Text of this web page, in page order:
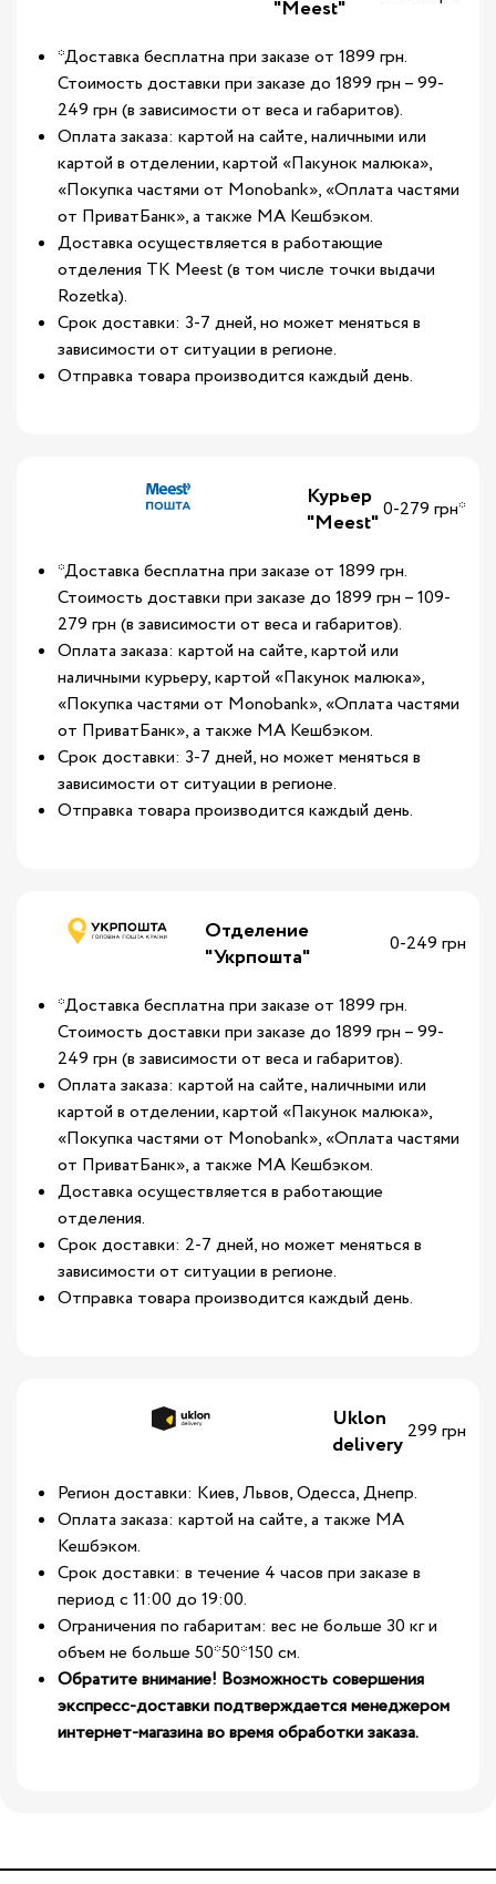
"Meest"
*Доставка бесплатна при заказе от 1899 грн.
Стоимость доставки при заказе до 1899 грн – 99-
249 грн (в зависимости от веса и габаритов).
Оплата заказа: картой на сайте, наличными или
картой в отделении, картой «Пакунок малюка»,
«Покупка частями от Monobank», «Оплата частями
от ПриватБанк», а также МА Кешбэком.
Доставка осуществляется в работающие
отделения ТК Meest (в том числе точки выдачи
Rozetka).
Срок доставки: 3-7 дней, но может меняться в
зависимости от ситуации в регионе.
Отправка товара производится каждый день.
Курьер
"Meest"0-279 грн*
*Доставка бесплатна при заказе от 1899 грн.
Стоимость доставки при заказе до 1899 грн – 109-
279 грн (в зависимости от веса и габаритов).
Оплата заказа: картой на сайте, картой или
наличными курьеру, картой «Пакунок малюка»,
«Покупка частями от Monobank», «Оплата частями
от ПриватБанк», а также МА Кешбэком.
Срок доставки: 3-7 дней, но может меняться в
зависимости от ситуации в регионе.
Отправка товара производится каждый день.
Отделение
"Укрпошта"
0-249 грн
*Доставка бесплатна при заказе от 1899 грн.
Стоимость доставки при заказе до 1899 грн – 99-
249 грн (в зависимости от веса и габаритов).
Оплата заказа: картой на сайте, наличными или
картой в отделении, картой «Пакунок малюка»,
«Покупка частями от Monobank», «Оплата частями
от ПриватБанк», а также МА Кешбэком.
Доставка осуществляется в работающие
отделения.
Срок доставки: 2-7 дней, но может меняться в
зависимости от ситуации в регионе.
Отправка товара производится каждый день.
Uklon
delivery 299 грн
Регион доставки: Киев, Львов, Одесса, Днепр.
Оплата заказа: картой на сайте, а также МА
Кешбэком.
Срок доставки: в течение 4 часов при заказе в
период с 11:00 до 19:00.
Ограничения по габаритам: вес не больше 30 кг и
объем не больше 50*50*150 см.
Обратите внимание! Возможность совершения
экспресс-доставки подтверждается менеджером
интернет-магазина во время обработки заказа.